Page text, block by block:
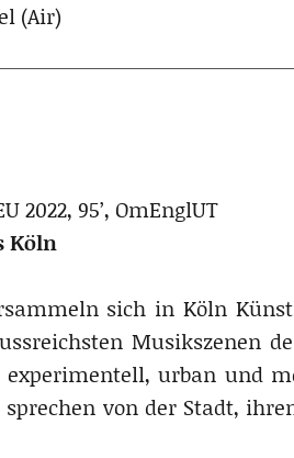
(Air)
2022, 95’, OmEnglUT
Köln
sich in Köln
Musikszenen
urban und
sprechen von der Stadt,